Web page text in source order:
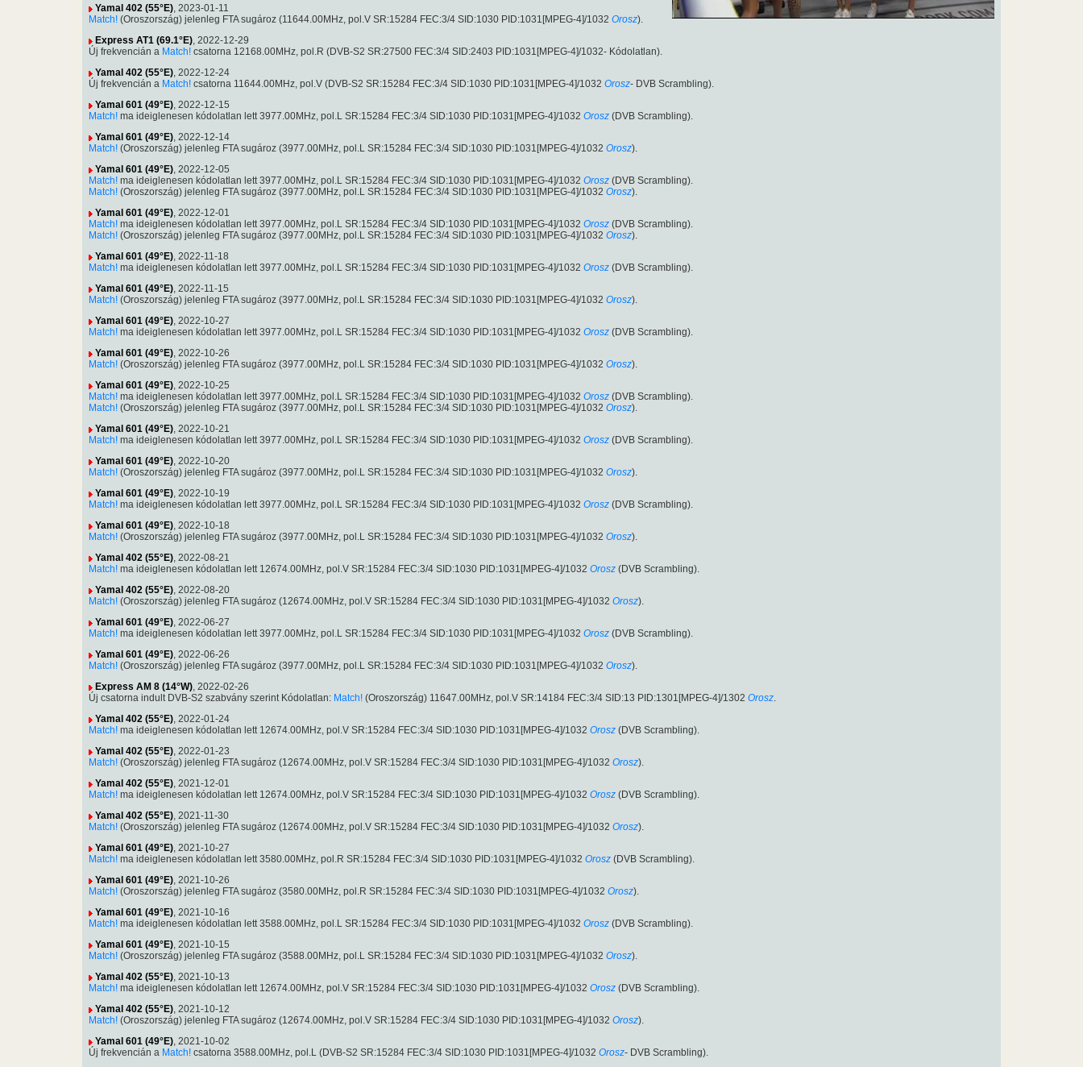
Yamal 402 (55°E), 2023-01-11
Match! (Oroszország) jelenleg FTA sugároz (11644.00MHz, pol.V SR:15284 FEC:3/4 SID:1030 PID:1031[MPEG-4]/1032 Orosz).
Express AT1 (69.1°E), 2022-12-29
Új frekvencián a Match! csatorna 12168.00MHz, pol.R (DVB-S2 SR:27500 FEC:3/4 SID:2403 PID:1031[MPEG-4]/1032- Kódolatlan).
Yamal 402 (55°E), 2022-12-24
Új frekvencián a Match! csatorna 11644.00MHz, pol.V (DVB-S2 SR:15284 FEC:3/4 SID:1030 PID:1031[MPEG-4]/1032 Orosz- DVB Scrambling).
Yamal 601 (49°E), 2022-12-15
Match! ma ideiglenesen kódolatlan lett 3977.00MHz, pol.L SR:15284 FEC:3/4 SID:1030 PID:1031[MPEG-4]/1032 Orosz (DVB Scrambling).
Yamal 601 (49°E), 2022-12-14
Match! (Oroszország) jelenleg FTA sugároz (3977.00MHz, pol.L SR:15284 FEC:3/4 SID:1030 PID:1031[MPEG-4]/1032 Orosz).
Yamal 601 (49°E), 2022-12-05
Match! ma ideiglenesen kódolatlan lett 3977.00MHz, pol.L SR:15284 FEC:3/4 SID:1030 PID:1031[MPEG-4]/1032 Orosz (DVB Scrambling).
Match! (Oroszország) jelenleg FTA sugároz (3977.00MHz, pol.L SR:15284 FEC:3/4 SID:1030 PID:1031[MPEG-4]/1032 Orosz).
Yamal 601 (49°E), 2022-12-01
Match! ma ideiglenesen kódolatlan lett 3977.00MHz, pol.L SR:15284 FEC:3/4 SID:1030 PID:1031[MPEG-4]/1032 Orosz (DVB Scrambling).
Match! (Oroszország) jelenleg FTA sugároz (3977.00MHz, pol.L SR:15284 FEC:3/4 SID:1030 PID:1031[MPEG-4]/1032 Orosz).
Yamal 601 (49°E), 2022-11-18
Match! ma ideiglenesen kódolatlan lett 3977.00MHz, pol.L SR:15284 FEC:3/4 SID:1030 PID:1031[MPEG-4]/1032 Orosz (DVB Scrambling).
Yamal 601 (49°E), 2022-11-15
Match! (Oroszország) jelenleg FTA sugároz (3977.00MHz, pol.L SR:15284 FEC:3/4 SID:1030 PID:1031[MPEG-4]/1032 Orosz).
Yamal 601 (49°E), 2022-10-27
Match! ma ideiglenesen kódolatlan lett 3977.00MHz, pol.L SR:15284 FEC:3/4 SID:1030 PID:1031[MPEG-4]/1032 Orosz (DVB Scrambling).
Yamal 601 (49°E), 2022-10-26
Match! (Oroszország) jelenleg FTA sugároz (3977.00MHz, pol.L SR:15284 FEC:3/4 SID:1030 PID:1031[MPEG-4]/1032 Orosz).
Yamal 601 (49°E), 2022-10-25
Match! ma ideiglenesen kódolatlan lett 3977.00MHz, pol.L SR:15284 FEC:3/4 SID:1030 PID:1031[MPEG-4]/1032 Orosz (DVB Scrambling).
Match! (Oroszország) jelenleg FTA sugároz (3977.00MHz, pol.L SR:15284 FEC:3/4 SID:1030 PID:1031[MPEG-4]/1032 Orosz).
Yamal 601 (49°E), 2022-10-21
Match! ma ideiglenesen kódolatlan lett 3977.00MHz, pol.L SR:15284 FEC:3/4 SID:1030 PID:1031[MPEG-4]/1032 Orosz (DVB Scrambling).
Yamal 601 (49°E), 2022-10-20
Match! (Oroszország) jelenleg FTA sugároz (3977.00MHz, pol.L SR:15284 FEC:3/4 SID:1030 PID:1031[MPEG-4]/1032 Orosz).
Yamal 601 (49°E), 2022-10-19
Match! ma ideiglenesen kódolatlan lett 3977.00MHz, pol.L SR:15284 FEC:3/4 SID:1030 PID:1031[MPEG-4]/1032 Orosz (DVB Scrambling).
Yamal 601 (49°E), 2022-10-18
Match! (Oroszország) jelenleg FTA sugároz (3977.00MHz, pol.L SR:15284 FEC:3/4 SID:1030 PID:1031[MPEG-4]/1032 Orosz).
Yamal 402 (55°E), 2022-08-21
Match! ma ideiglenesen kódolatlan lett 12674.00MHz, pol.V SR:15284 FEC:3/4 SID:1030 PID:1031[MPEG-4]/1032 Orosz (DVB Scrambling).
Yamal 402 (55°E), 2022-08-20
Match! (Oroszország) jelenleg FTA sugároz (12674.00MHz, pol.V SR:15284 FEC:3/4 SID:1030 PID:1031[MPEG-4]/1032 Orosz).
Yamal 601 (49°E), 2022-06-27
Match! ma ideiglenesen kódolatlan lett 3977.00MHz, pol.L SR:15284 FEC:3/4 SID:1030 PID:1031[MPEG-4]/1032 Orosz (DVB Scrambling).
Yamal 601 (49°E), 2022-06-26
Match! (Oroszország) jelenleg FTA sugároz (3977.00MHz, pol.L SR:15284 FEC:3/4 SID:1030 PID:1031[MPEG-4]/1032 Orosz).
Express AM 8 (14°W), 2022-02-26
Új csatorna indult DVB-S2 szabvány szerint Kódolatlan: Match! (Oroszország) 11647.00MHz, pol.V SR:14184 FEC:3/4 SID:13 PID:1301[MPEG-4]/1302 Orosz.
Yamal 402 (55°E), 2022-01-24
Match! ma ideiglenesen kódolatlan lett 12674.00MHz, pol.V SR:15284 FEC:3/4 SID:1030 PID:1031[MPEG-4]/1032 Orosz (DVB Scrambling).
Yamal 402 (55°E), 2022-01-23
Match! (Oroszország) jelenleg FTA sugároz (12674.00MHz, pol.V SR:15284 FEC:3/4 SID:1030 PID:1031[MPEG-4]/1032 Orosz).
Yamal 402 (55°E), 2021-12-01
Match! ma ideiglenesen kódolatlan lett 12674.00MHz, pol.V SR:15284 FEC:3/4 SID:1030 PID:1031[MPEG-4]/1032 Orosz (DVB Scrambling).
Yamal 402 (55°E), 2021-11-30
Match! (Oroszország) jelenleg FTA sugároz (12674.00MHz, pol.V SR:15284 FEC:3/4 SID:1030 PID:1031[MPEG-4]/1032 Orosz).
Yamal 601 (49°E), 2021-10-27
Match! ma ideiglenesen kódolatlan lett 3580.00MHz, pol.R SR:15284 FEC:3/4 SID:1030 PID:1031[MPEG-4]/1032 Orosz (DVB Scrambling).
Yamal 601 (49°E), 2021-10-26
Match! (Oroszország) jelenleg FTA sugároz (3580.00MHz, pol.R SR:15284 FEC:3/4 SID:1030 PID:1031[MPEG-4]/1032 Orosz).
Yamal 601 (49°E), 2021-10-16
Match! ma ideiglenesen kódolatlan lett 3588.00MHz, pol.L SR:15284 FEC:3/4 SID:1030 PID:1031[MPEG-4]/1032 Orosz (DVB Scrambling).
Yamal 601 (49°E), 2021-10-15
Match! (Oroszország) jelenleg FTA sugároz (3588.00MHz, pol.L SR:15284 FEC:3/4 SID:1030 PID:1031[MPEG-4]/1032 Orosz).
Yamal 402 (55°E), 2021-10-13
Match! ma ideiglenesen kódolatlan lett 12674.00MHz, pol.V SR:15284 FEC:3/4 SID:1030 PID:1031[MPEG-4]/1032 Orosz (DVB Scrambling).
Yamal 402 (55°E), 2021-10-12
Match! (Oroszország) jelenleg FTA sugároz (12674.00MHz, pol.V SR:15284 FEC:3/4 SID:1030 PID:1031[MPEG-4]/1032 Orosz).
Yamal 601 (49°E), 2021-10-02
Új frekvencián a Match! csatorna 3588.00MHz, pol.L (DVB-S2 SR:15284 FEC:3/4 SID:1030 PID:1031[MPEG-4]/1032 Orosz- DVB Scrambling).